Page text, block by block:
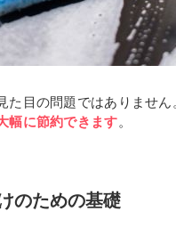
目の問題ではありません
幅に節約できます。
のための基礎